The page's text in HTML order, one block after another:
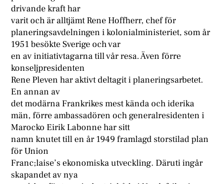
drivande kraft har
varit och är alltjämt Rene Hoffherr, chef för
planeringsavdelningen i kolonialministeriet, som år
1951 besökte Sverige och var
en av initiativtagarna till vår resa. Även förre
konseljpresidenten
Rene Pleven har aktivt deltagit i planeringsarbetet.
En annan av
det modärna Frankrikes mest kända och iderika
män, förre ambassadören och generalresidenten i
Marocko Eirik Labonne har sitt
namn knutet till en år 1949 framlagd storstilad plan
för Union
Franc;laise’s ekonomiska utveckling. Däruti ingår
skapandet av nya